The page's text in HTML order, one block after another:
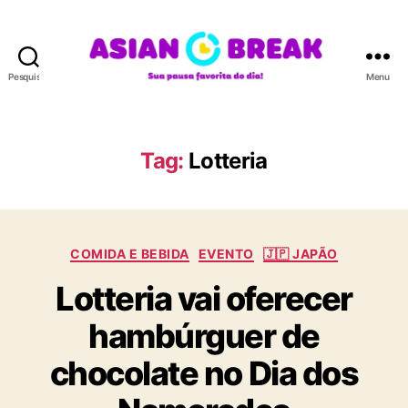
Pesquisar
A
N
R
A
Menu
Tag: Lotteria
C
t
e
g
o
r
i
COMIDA E BEBIDA EVENTO 🇯🇵 JAPÃO
Lotteria vai oferecer
hambúrguer de
chocolate no Dia dos